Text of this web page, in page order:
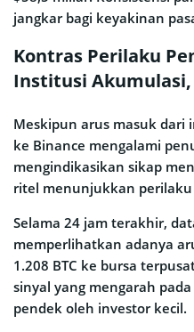
jangkar bagi keyakinan
Kontras Perilaku
Institusi
Meskipun arus masuk dari
ke Binance mengalami
mengindikasikan sikap
ritel menunjukkan perilaku
Selama 24 jam terakhir,
memperlihatkan adanya
1.208 BTC ke bursa
sinyal yang mengarah
pendek oleh investor kecil.